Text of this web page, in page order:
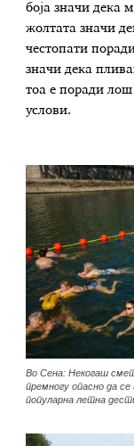
боја значи дека
жолтата значи
честопати
значи дека
тоа е поради лош
услови.
Во Сена: Некогаш
премногу опасно да
популарна летна